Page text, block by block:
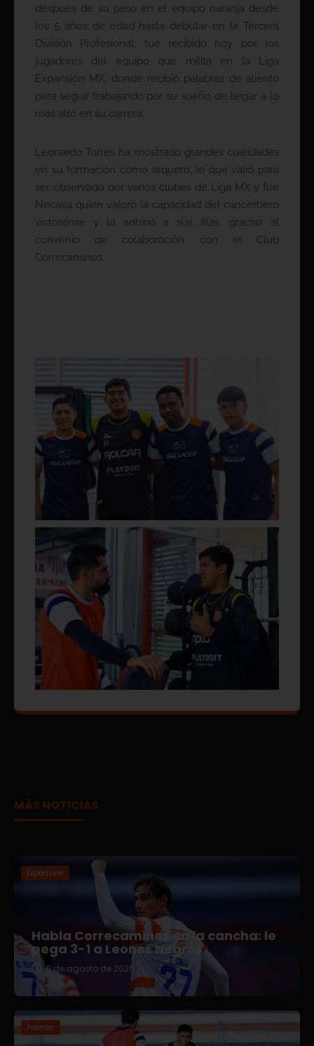
después de su paso en el equipo naranja desde
los 5 años de edad hasta debutar en la Tercera
División Profesional, fue recibido hoy por los
jugadores del equipo que milita en la Liga
Expansión MX, donde recibió palabras de aliento
para seguir trabajando por su sueño de llegar a lo
más alto en su carrera.
Leonardo Torres ha mostrado grandes cualidades
en su formación como arquero, lo que valió para
ser observado por varios clubes de Liga MX y fue
Necaxa quien valoró la capacidad del cancerbero
victorense y lo adhirió a sus filas, gracias al
convenio de colaboración con el Club
Correcaminos.
MÁS NOTICIAS
Expansión
Habla Correcaminos en la cancha: le
pega 3-1 a Leones Negros
6 de agosto de 2026
Premier